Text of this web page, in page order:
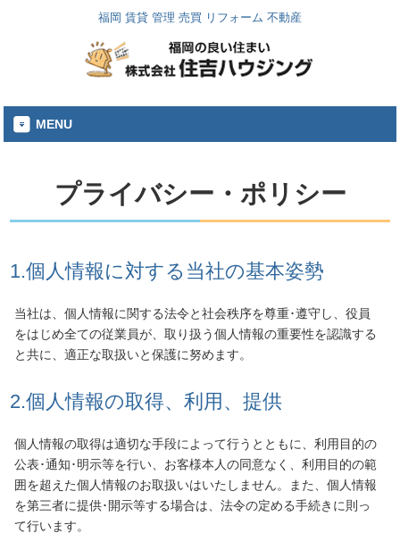
福岡 賃貸 管理 売買 リフォーム 不動産
MENU
プライバシー・ポリシー
1.個人情報に対する当社の基本姿勢
当社は、個人情報に関する法令と社会秩序を尊重･遵守し、役員
をはじめ全ての従業員が、取り扱う個人情報の重要性を認識する
と共に、適正な取扱いと保護に努めます。
2.個人情報の取得、利用、提供
個人情報の取得は適切な手段によって行うとともに、利用目的の
公表･通知･明示等を行い、お客様本人の同意なく、利用目的の範
囲を超えた個人情報のお取扱いはいたしません。また、個人情報
を第三者に提供･開示等する場合は、法令の定める手続きに則っ
て行います。